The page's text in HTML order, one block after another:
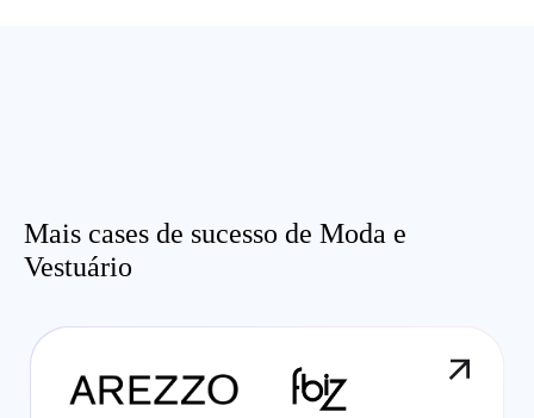
Mais cases de sucesso de Moda e
Vestuário